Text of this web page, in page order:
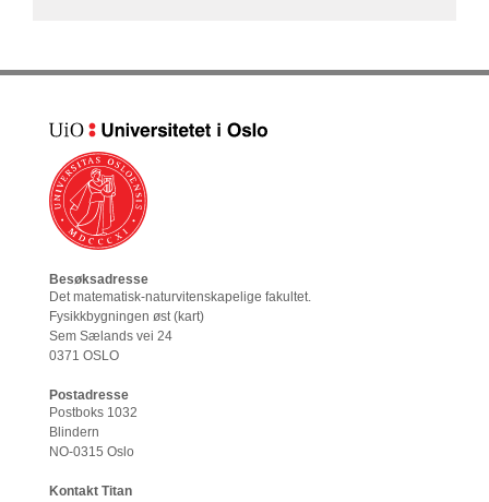
Besøksadresse
Det matematisk-naturvitenskapelige fakultet.
Fysikkbygningen øst (kart)
Sem Sælands vei 24
0371 OSLO
Postadresse
Postboks 1032
Blindern
NO-0315 Oslo
Kontakt Titan